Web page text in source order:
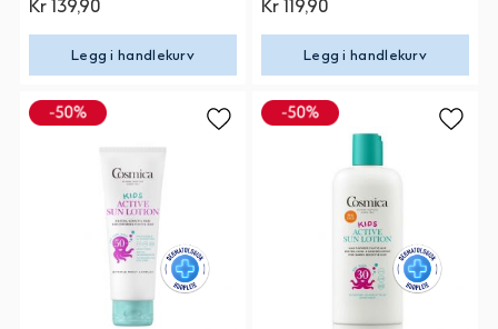
Kr 139,90
Legg i handlekurv
Kr 119,90
Legg i handlekurv